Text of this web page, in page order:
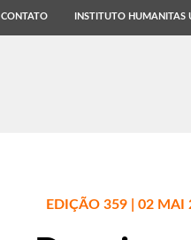
CONTATO INSTITUTO HUMANITAS
EDIÇÃO 359 | 02 MAI